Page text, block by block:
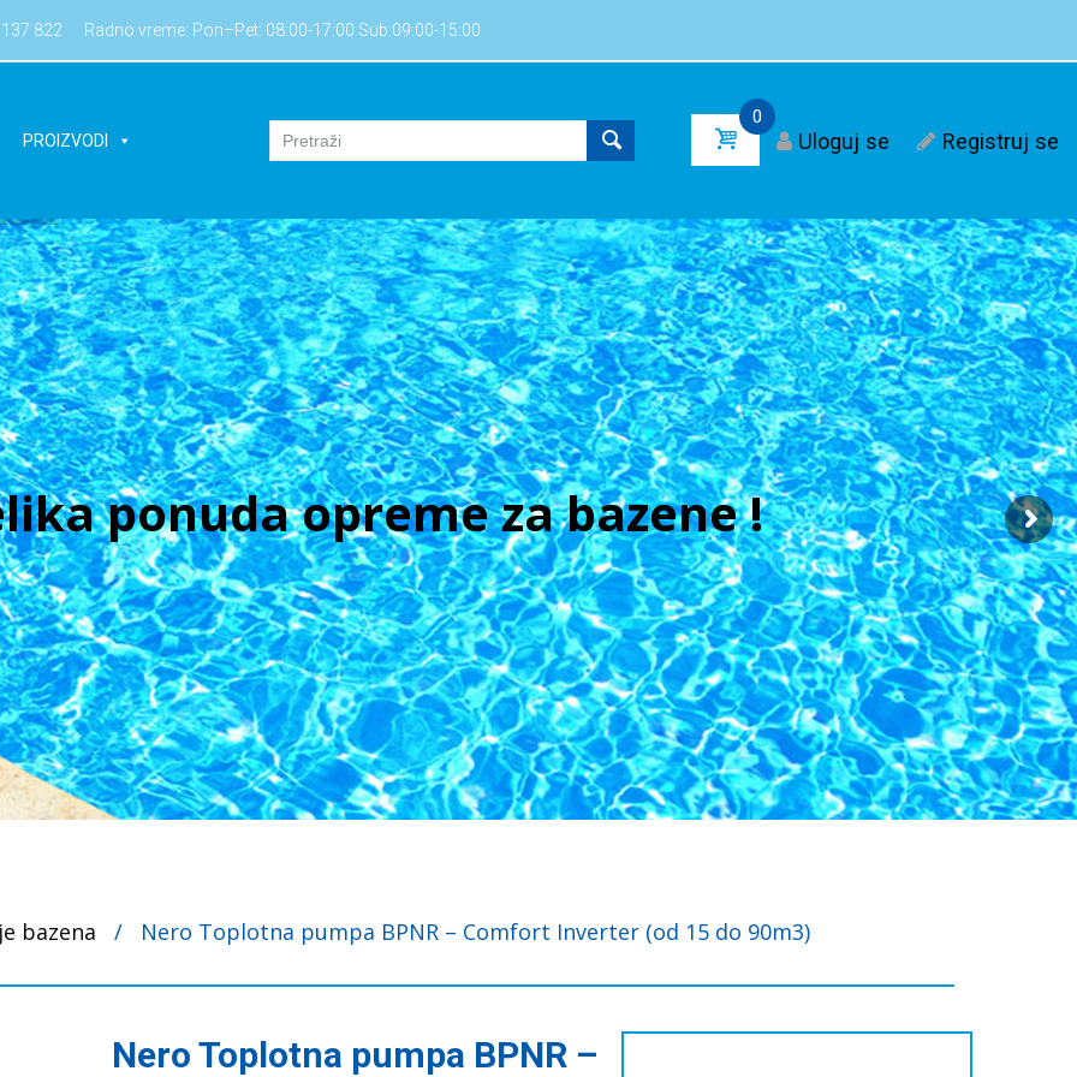
822 Radno vreme: Pon–Pet: 08:00-17:00 Sub:09:00-15:00
PROIZVODI
0
Uloguj se Registruj se
ponuda opreme za bazene !
bazena / Nero Toplotna pumpa BPNR – Comfort Inverter (od 15 do 90m3)
Nero Toplotna pumpa BPNR –